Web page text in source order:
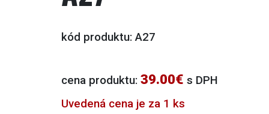
kód produktu: A27
cena produktu:39.00€ s DPH
Uvedená cena je za 1 ks
VYHĽADÁVANIE